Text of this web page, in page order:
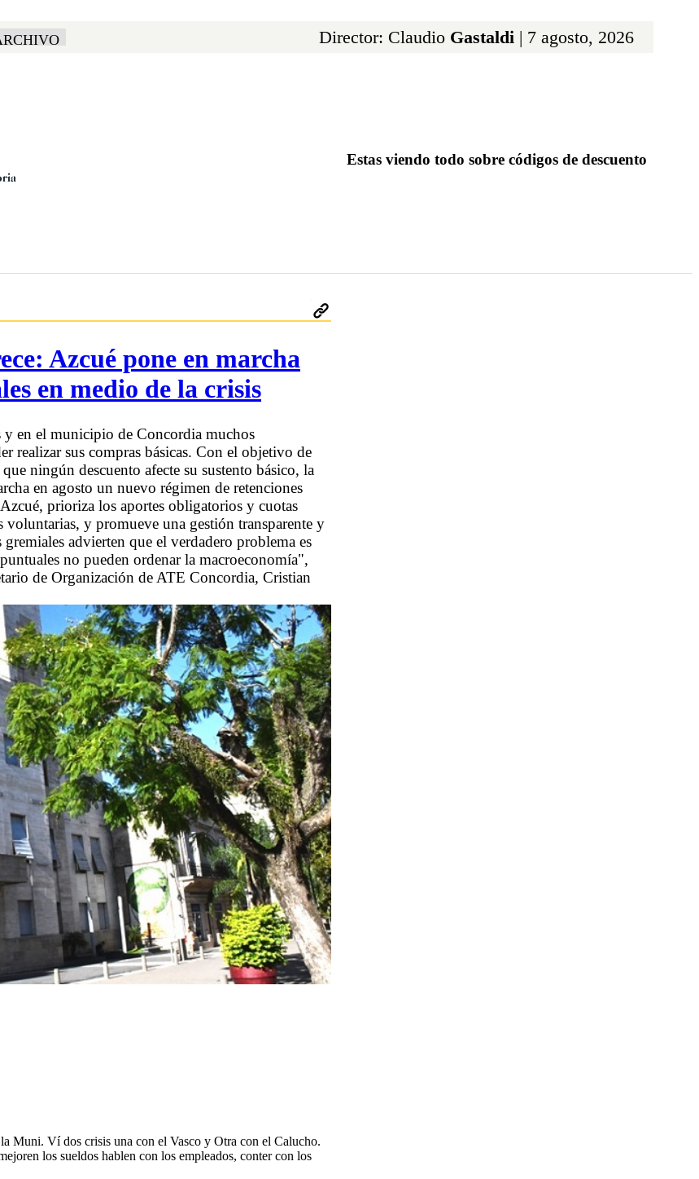
Director: Claudio Gastaldi | 7 agosto, 2026
Estas viendo todo sobre códigos de descuento
Azcué pone en marcha
en medio de la crisis
y en el municipio de Concordia muchos
realizar sus compras básicas. Con el objetivo de
ningún descuento afecte su sustento básico, la
en agosto un nuevo régimen de retenciones
prioriza los aportes obligatorios y cuotas
voluntarias, y promueve una gestión transparente y
advierten que el verdadero problema es
no pueden ordenar la macroeconomía",
de Organización de ATE Concordia, Cristian
Muni. Ví dos crisis una con el Vasco y Otra con el Calucho.
los sueldos hablen con los empleados, conter con los